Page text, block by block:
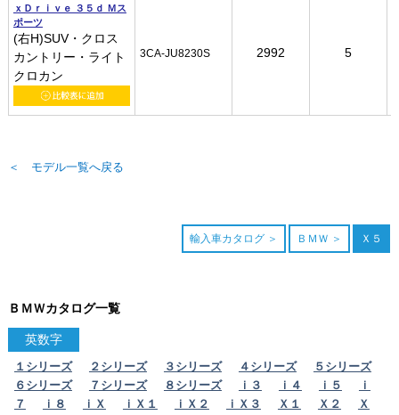
ｘＤｒｉｖｅ ３５ｄ Ｍス
ポーツ
(右H)SUV・クロス
カントリー・ライト
クロカン
3CA-JU8230S 2992 5
ｘＤｒｉｖｅ ３５ｄ Ｍス
ポーツ
(右H)SUV・クロス
カントリー・ライト
クロカン
3CA-JU8230S 2992 5
ｘＤｒｉｖｅ ３５ｄ Ｍス
ポーツ
(右H)SUV・クロス
カントリー・ライト
クロカン
3CA-JU8230S 2992 5
ｘＤｒｉｖｅ ３５ｄ Ｍス
ポーツ
(右H)SUV・クロス
カントリー・ライト
クロカン
3CA-JU8230S 2992 5
＜ モデル一覧へ戻る
輸入車カタログ ＢＭＷ Ｘ５
ＢＭＷカタログ一覧
英数字
１シリーズ ２シリーズ ３シリーズ ４シリーズ
５シリーズ
６シリーズ
７シリーズ ８シリーズ ｉ３ ｉ４ ｉ５
ｉ
７
ｉ８ ｉＸ ｉＸ１ ｉＸ２ ｉＸ３ Ｘ１ Ｘ２
Ｘ